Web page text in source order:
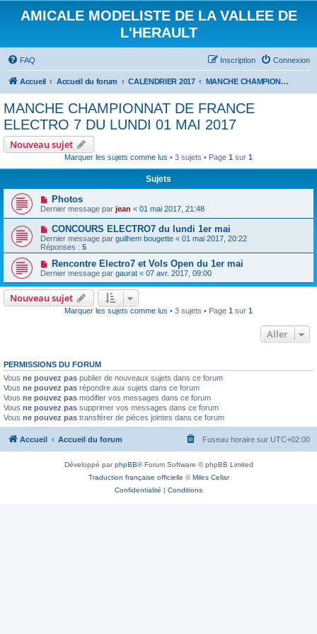
AMICALE MODELISTE DE LA VALLEE DE
L'HERAULT
FAQ Connexion
Inscription
Accueil Accueil du forum CALENDRIER 2017 MANCHE CHAMPIONNAT DE FRANCE ELECTRO 7 DU LUNDI 01 MAI 2017
MANCHE CHAMPIONNAT DE FRANCE
ELECTRO 7 DU LUNDI 01 MAI 2017
Nouveau sujet
Marquer les sujets comme lus • 3 sujets • Page 1 sur 1
Sujets
Photos
Dernier message par jean « 01 mai 2017, 21:48
CONCOURS ELECTRO7 du lundi 1er mai
Dernier message par guilhem bougette « 01 mai 2017, 20:22
Réponses : 5
Rencontre Electro7 et Vols Open du 1er mai
Dernier message par gaurat « 07 avr. 2017, 09:00
Nouveau sujet
Marquer les sujets comme lus • 3 sujets • Page 1 sur 1
Aller
PERMISSIONS DU FORUM
Vous ne pouvez pas publier de nouveaux sujets dans ce forum
Vous ne pouvez pas répondre aux sujets dans ce forum
Vous ne pouvez pas modifier vos messages dans ce forum
Vous ne pouvez pas supprimer vos messages dans ce forum
Vous ne pouvez pas transférer de pièces jointes dans ce forum
Accueil Accueil du forum Fuseau horaire sur UTC+02:00
Développé parphpBB® Forum Software © phpBB Limited
Traduction française officielle ©Miles Cellar
Confidentialité | Conditions